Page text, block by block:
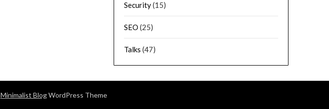
Security(15)
SEO (25)
Talks (47)
Minimalist BlogWordPress Theme